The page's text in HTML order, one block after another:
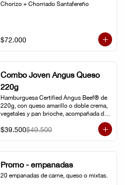
Chorizo + Chorriado Santafereño
$72.000
Combo Joven Angus Queso
220g
Hamburguesa Certified Angus Beef® de
220g, con queso amarillo o doble crema,
vegetales y pan brioche, acompañada de
papa chip o papa francesa y gaseosa o
limonada natural.
$39.500$49.500
Promo - empanadas
20 empanadas de carne, queso o mixtas.